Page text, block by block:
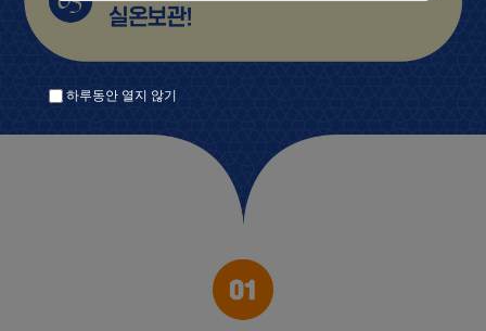
하루동안 열지 않기